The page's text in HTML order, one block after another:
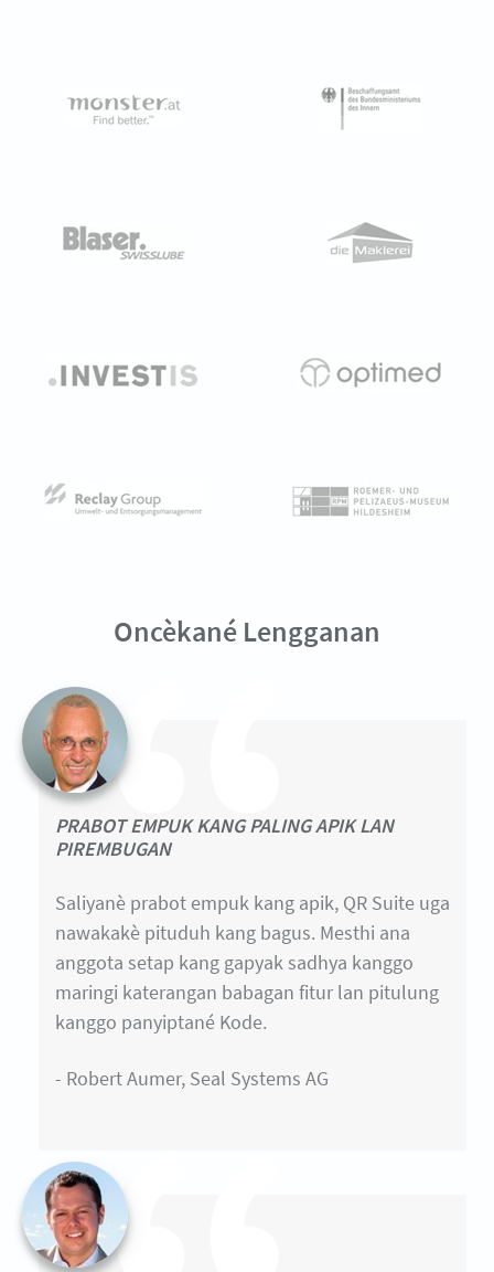
Oncèkané Lengganan
PRABOT EMPUK KANG PALING APIK LAN
PIREMBUGAN
Saliyanè prabot empuk kang apik, QR Suite uga
nawakakè pituduh kang bagus. Mesthi ana
anggota setap kang gapyak sadhya kanggo
maringi katerangan babagan fitur lan pitulung
kanggo panyiptané Kode.
- Robert Aumer, Seal Systems AG